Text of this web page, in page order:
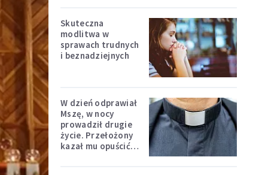
Skuteczna
modlitwa w
sprawach trudnych
i beznadziejnych
W dzień odprawiał
Mszę, w nocy
prowadził drugie
życie. Przełożony
kazał mu opuścić